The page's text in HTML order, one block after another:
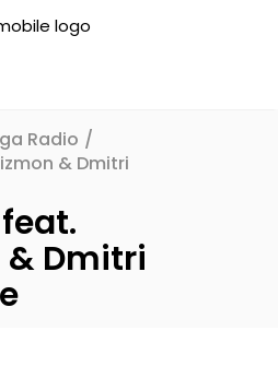
Radio /
& Dmitri
feat.
& Dmitri